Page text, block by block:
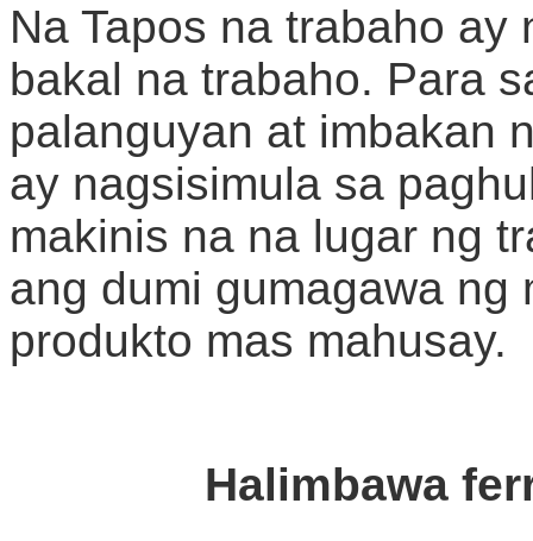
Na Tapos na trabaho
bakal na trabaho. Para
palanguyan at imbakan
ay nagsisimula sa
makinis na na lugar ng
ang dumi gumagawa ng
produkto mas mahusay.
Halimbawa